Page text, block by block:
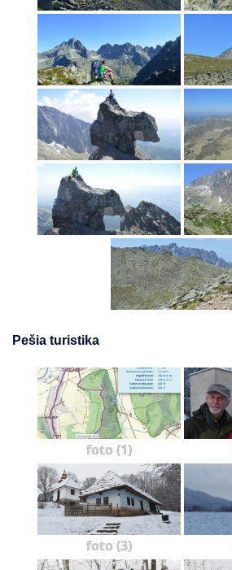
Pešia turistika
foto (1)
foto (3)